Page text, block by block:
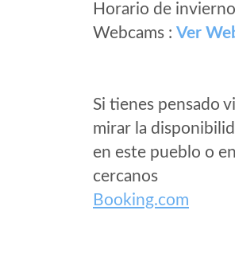
Horario de
Webcams : Ver
Si tienes pensado
mirar la
en este pueblo o
cercanos
Booking.com